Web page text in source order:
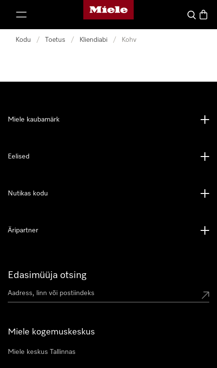
Miele avaleht
Search
Kodu / Toetus / Kliendiabi / Kohv
Edasimüüja otsing
Miele kogemuskeskus
Miele keskus Tallinnas
Miele kaubamärk
Eelised
Nutikas kodu
Äripartner